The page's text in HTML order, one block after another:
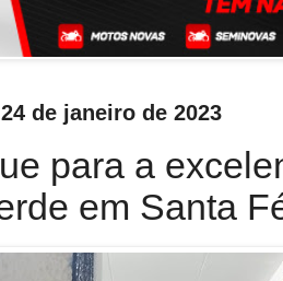
de janeiro de 2023
para a
em Santa